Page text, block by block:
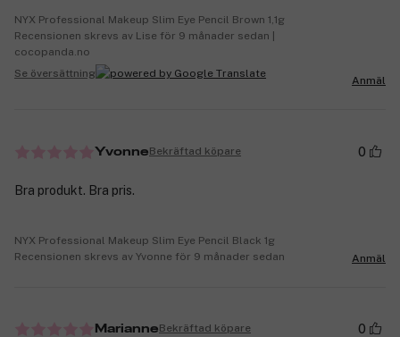
NYX Professional Makeup Slim Eye Pencil Brown 1,1g
Recensionen skrevs av Lise för 9 månader sedan |
cocopanda.no
Se översättning
Anmäl
YvonneBekräftad köpare 0
Bra produkt. Bra pris.
NYX Professional Makeup Slim Eye Pencil Black 1g
Recensionen skrevs av Yvonne för 9 månader sedan
Anmäl
MarianneBekräftad köpare 0